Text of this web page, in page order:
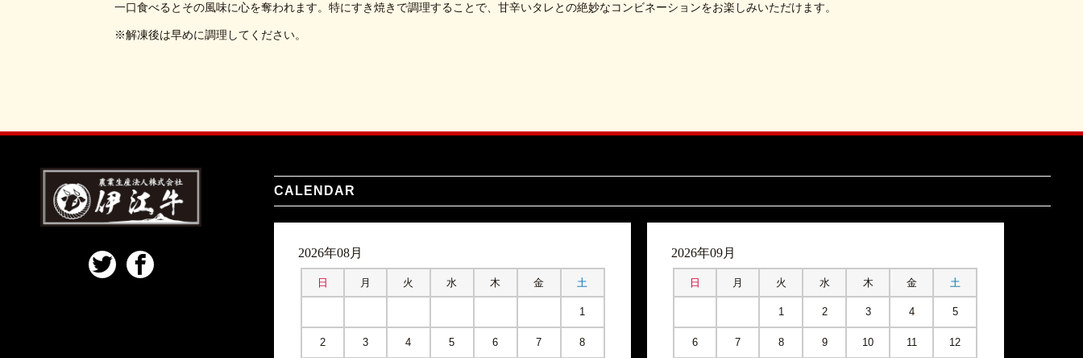
一口食べるとその風味に心を奪われます。特にすき焼きで調理することで、甘辛いタレとの絶妙なコンビネーションをお楽しみいただけます。
※解凍後は早めに調理してください。
CALENDAR
2026年08月
日 月 火 水 木 金 土
1
2 3 4 5 6 7 8
2026年09月
日 月 火 水 木 金 土
1 2 3 4 5
6 7 8 9 10 11 12